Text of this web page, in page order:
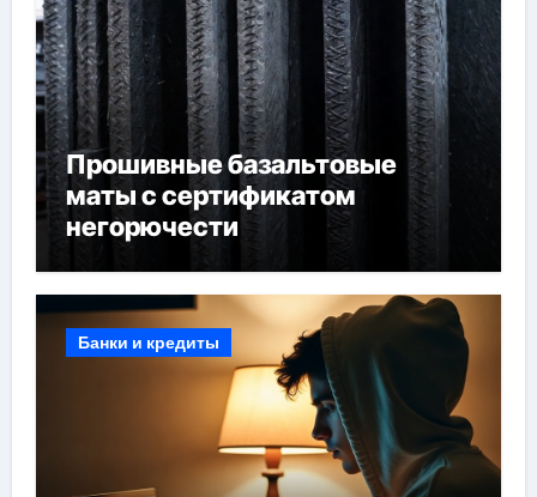
Прошивные базальтовые
маты с сертификатом
негорючести
Банки и кредиты